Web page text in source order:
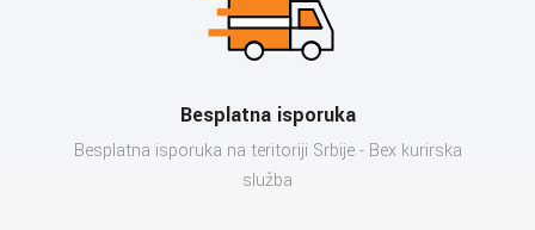
Besplatna isporuka
Besplatna isporuka na teritoriji Srbije - Bex kurirska
služba